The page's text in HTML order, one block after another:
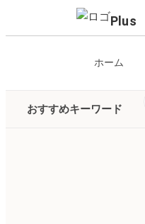
Plus
ホーム
おすすめキーワード